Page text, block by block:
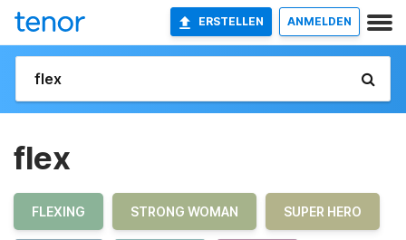
ERSTELLEN ANMELDEN
flex
FLEXING STRONG WOMAN SUPER HERO